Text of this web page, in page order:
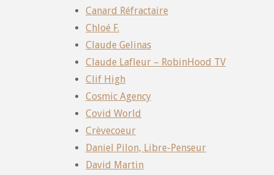
Canard Réfractaire
Chloé F.
Claude Gelinas
Claude Lafleur – RobinHood TV
Clif High
Cosmic Agency
Covid World
Crèvecoeur
Daniel Pilon, Libre-Penseur
David Martin